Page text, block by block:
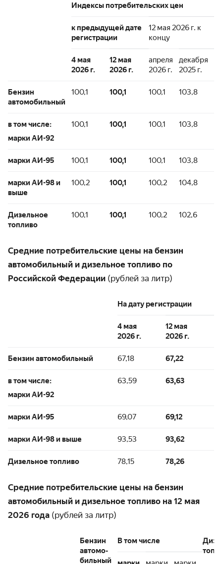
Индексы потребительских цен
к предыдущей дате
регистрации
12 мая 2026 г. к
концу
4 мая
2026 г.
12 мая
2026 г.
апреля
2026 г.
декабря
2025 г.
Бензин
автомобильный
100,1 100,1 100,1 103,8
в том числе:
марки АИ-92
100,1 100,1 100,1 103,8
марки АИ-95 100,1 100,1 100,1 103,8
марки АИ-98 и
выше
100,2 100,1 100,2 104,8
Дизельное
топливо
100,1 100,1 100,2 102,6
Средние потребительские цены на бензин
автомобильный и дизельное топливо по
Российской Федерации (рублей за литр)
На дату регистрации
4 мая
2026 г.
12 мая
2026 г.
Бензин автомобильный 67,18 67,22
в том числе:
марки АИ-92
63,59 63,63
марки АИ-95 69,07 69,12
марки АИ-98 и выше 93,53 93,62
Дизельное топливо 78,15 78,26
Средние потребительские цены на бензин
автомобильный и дизельное топливо на 12 мая
2026 года (рублей за литр)
Бензин
автомо-
бильный
В том числе